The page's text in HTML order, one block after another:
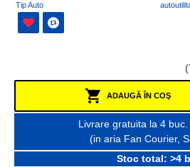
Tip Auto
ADAUGĂ ÎN COŞ
Livrare gratuita la 4
(in aria Fan Courier,
Stoc total: >4